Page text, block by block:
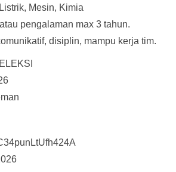
Mesin, Kimia
pengalaman max 3 tahun.
disiplin, mampu kerja tim.